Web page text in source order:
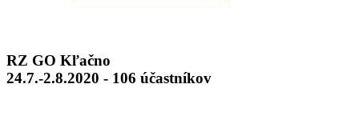
RZ GO Kľačno
24.7.-2.8.2020 - 106 účastníkov